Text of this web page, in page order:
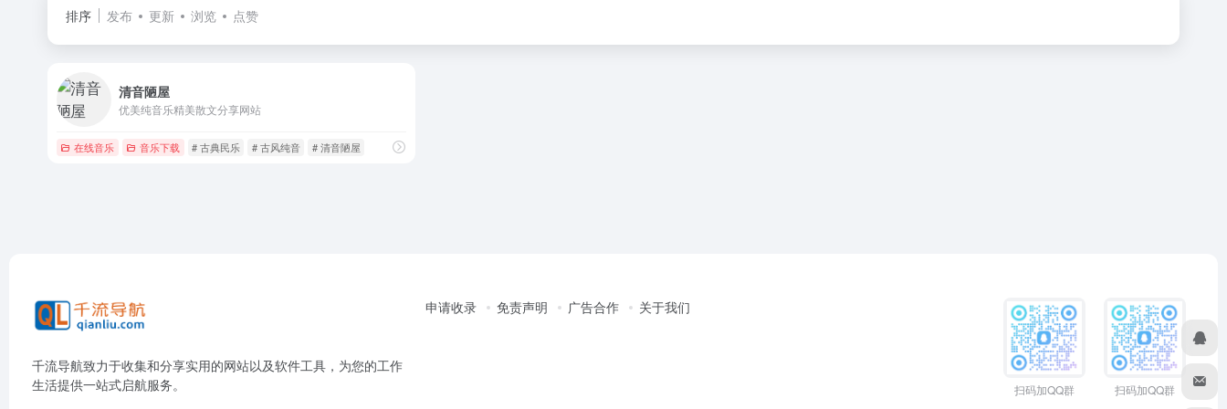
排序 发布 更新 浏览 点赞
清音陋屋
优美纯音乐精美散文分享网站
在线音乐 音乐下载 # 古典民乐 # 古风纯音 # 清音陋屋
千流导航致力于收集和分享实用的网站以及软件工具，为您的工作
生活提供一站式启航服务。
申请收录 免责声明 广告合作 关于我们
扫码加QQ群 扫码加QQ群